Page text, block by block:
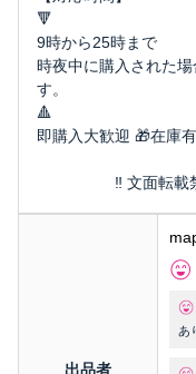
🔻
9時から25時まで
時夜中に購入された
す。
🔺
即購入大歓迎 🎁在庫
‼️ 文面転載
出品者
あ